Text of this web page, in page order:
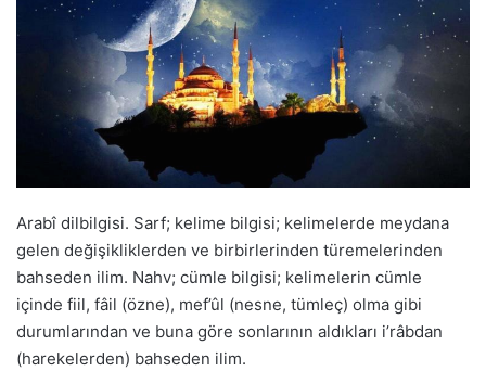
Arabî dilbilgisi. Sarf; kelime bilgisi; kelimelerde meydana
gelen değişikliklerden ve birbirlerinden türemelerinden
bahseden ilim. Nahv; cümle bilgisi; kelimelerin cümle
içinde fiil, fâil (özne), mef’ûl (nesne, tümleç) olma gibi
durumlarından ve buna göre sonlarının aldıkları i’râbdan
(harekelerden) bahseden ilim.